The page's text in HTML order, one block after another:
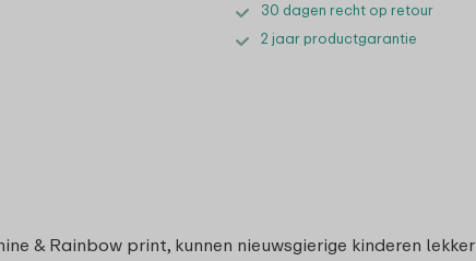
30 dagen recht op retour
2 jaar productgarantie
& Rainbow print, kunnen nieuwsgierige kinderen